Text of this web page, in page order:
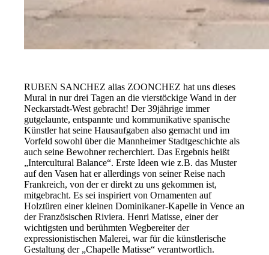
RUBEN SANCHEZ alias ZOONCHEZ hat uns dieses
Mural in nur drei Tagen an die vierstöckige Wand in der
Neckarstadt-West gebracht! Der 39jährige immer
gutgelaunte, entspannte und kommunikative spanische
Künstler hat seine Hausaufgaben also gemacht und im
Vorfeld sowohl über die Mannheimer Stadtgeschichte als
auch seine Bewohner recherchiert. Das Ergebnis heißt
„Intercultural Balance“. Erste Ideen wie z.B. das Muster
auf den Vasen hat er allerdings von seiner Reise nach
Frankreich, von der er direkt zu uns gekommen ist,
mitgebracht. Es sei inspiriert von Ornamenten auf
Holztüren einer kleinen Dominikaner-Kapelle in Vence an
der Französischen Riviera. Henri Matisse, einer der
wichtigsten und berühmten Wegbereiter der
expressionistischen Malerei, war für die künstlerische
Gestaltung der „Chapelle Matisse“ verantwortlich.